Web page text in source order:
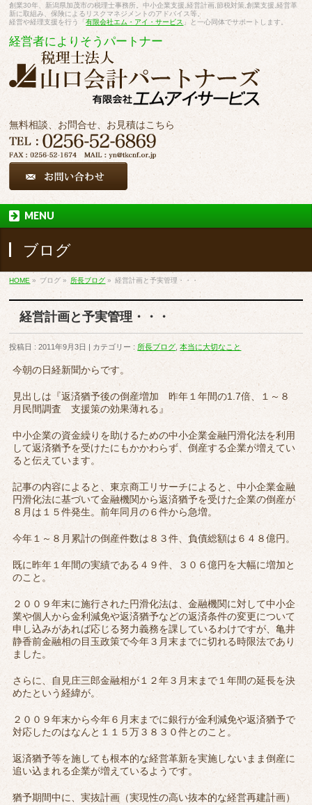
創業30年、新潟県加茂市の税理士事務所。中小企業支援,経営計画,節税対策,創業支援,経営革
新に取組み、保険によるリスクマネジメントのアドバイス等。
経営や経理支援を行う「有限会社エム・アイ・サービス 」と一心同体でサポートします。
経営者によりそうパートナー
無料相談、お問合せ、お見積はこちら
MENU
ブログ
HOME » ブログ » 所長ブログ » 経営計画と予実管理・・・
経営計画と予実管理・・・
投稿日 : 2011年9月3日 カテゴリー : 所長ブログ ,本当に大切なこと
今朝の日経新聞からです。
見出しは『返済猶予後の倒産増加 昨年１年間の1.7倍、１～８
月民間調査 支援策の効果薄れる』
中小企業の資金繰りを助けるための中小企業金融円滑化法を利用
して返済猶予を受けたにもかかわらず、倒産する企業が増えてい
ると伝えています。
記事の内容によると、東京商工リサーチによると、中小企業金融
円滑化法に基づいて金融機関から返済猶予を受けた企業の倒産が
８月は１５件発生。前年同月の６件から急増。
今年１～８月累計の倒産件数は８３件、負債総額は６４８億円。
既に昨年１年間の実績である４９件、３０６億円を大幅に増加と
のこと。
２００９年末に施行された円滑化法は、金融機関に対して中小企
業や個人から金利減免や返済猶予などの返済条件の変更について
申し込みがあれば応じる努力義務を課しているわけですが、亀井
静香前金融相の目玉政策で今年３月末までに切れる時限法であり
ました。
さらに、自見庄三郎金融相が１２年３月末まで１年間の延長を決
めたという経緯が。
２００９年末から今年６月末までに銀行が金利減免や返済猶予で
対応したのはなんと１１５万３８３０件とのこと。
返済猶予等を施しても根本的な経営革新を実施しないまま倒産に
追い込まれる企業が増えているようです。
猶予期間中に、実抜計画（実現性の高い抜本的な経営再建計画）